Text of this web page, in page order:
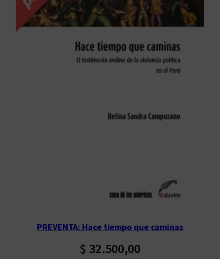
PREVENTA: Hace tiempo que caminas
$ 32.500,00